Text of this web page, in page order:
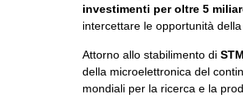
investimenti per oltre 5
intercettare le opportunità
Attorno allo stabilimento di
della microelettronica del
mondiali per la ricerca e la